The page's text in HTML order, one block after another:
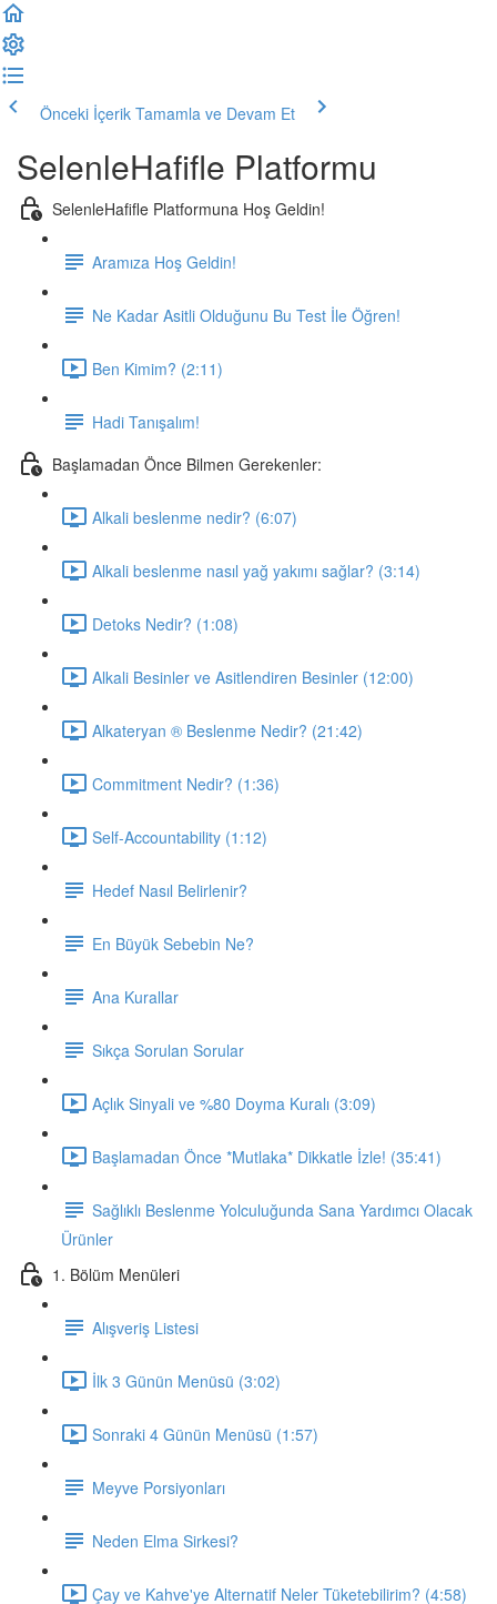
Önceki İçerik Tamamla ve Devam Et
SelenleHafifle Platformu
SelenleHafifle Platformuna Hoş Geldin!
Aramıza Hoş Geldin!
Ne Kadar Asitli Olduğunu Bu Test İle Öğren!
Ben Kimim? (2:11)
Hadi Tanışalım!
Başlamadan Önce Bilmen Gerekenler:
Alkali beslenme nedir? (6:07)
Alkali beslenme nasıl yağ yakımı sağlar? (3:14)
Detoks Nedir? (1:08)
Alkali Besinler ve Asitlendiren Besinler (12:00)
Alkateryan ® Beslenme Nedir? (21:42)
Commitment Nedir? (1:36)
Self-Accountability (1:12)
Hedef Nasıl Belirlenir?
En Büyük Sebebin Ne?
Ana Kurallar
Sıkça Sorulan Sorular
Açlık Sinyali ve %80 Doyma Kuralı (3:09)
Başlamadan Önce *Mutlaka* Dikkatle İzle! (35:41)
Sağlıklı Beslenme Yolculuğunda Sana Yardımcı Olacak
Ürünler
1. Bölüm Menüleri
Alışveriş Listesi
İlk 3 Günün Menüsü (3:02)
Sonraki 4 Günün Menüsü (1:57)
Meyve Porsiyonları
Neden Elma Sirkesi?
Çay ve Kahve'ye Alternatif Neler Tüketebilirim? (4:58)